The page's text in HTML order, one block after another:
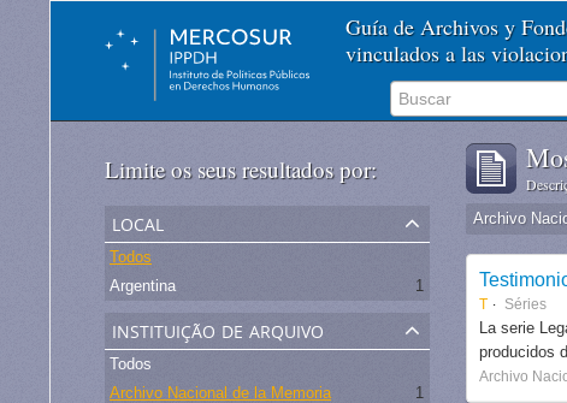
Guía de Archivos y
vinculados a las
Limite os seus resultados por:
local
Todos
Argentina
1
instituição de arquivo
Todos
Archivo Nacional de la Memoria
1
Archivo
T Séries
La serie
producidos
Archivo